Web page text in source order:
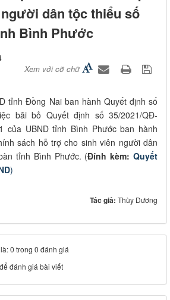
dân tộc thiểu số
Bình Phước
Xem với cỡ chữ
tỉnh Đồng Nai ban hành Quyết định số
bãi bỏ Quyết định số 35/2021/QĐ-
của UBND tỉnh Bình Phước ban hành
sách hỗ trợ cho sinh viên người dân
tỉnh Bình Phước. (Đính kèm:Quyết
)
Tác giả: Thùy Dương
0 trong 0 đánh giá
đánh giá bài viết